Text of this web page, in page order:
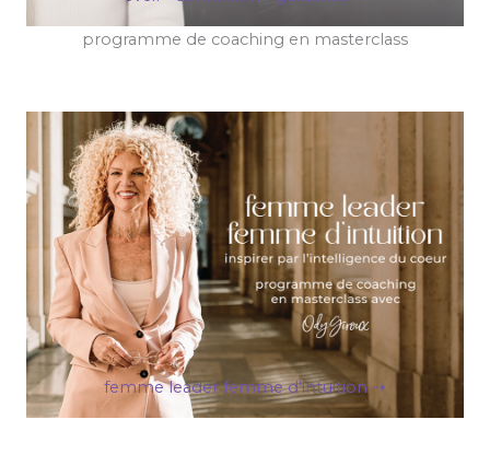
programme de coaching en masterclass
femme leader femme d'intuition ⇢